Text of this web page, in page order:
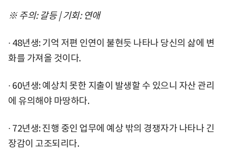
※ 주의: 갈등 | 기회: 연애
∙ 48년생: 기억 저편 인연이 불현듯 나타나 당신의 삶에 변
화를 가져올 것이다.
∙ 60년생: 예상치 못한 지출이 발생할 수 있으니 자산 관리
에 유의해야 마땅하다.
∙ 72년생: 진행 중인 업무에 예상 밖의 경쟁자가 나타나 긴
장감이 고조되리다.